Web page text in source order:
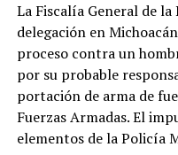
La Fiscalía General de la
delegación en
proceso contra un
por su probable
portación de arma de
Fuerzas Armadas. El
elementos de la Policía